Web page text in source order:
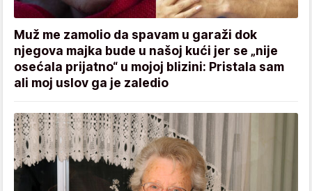
Muž me zamolio da spavam u garaži dok
njegova majka bude u našoj kući jer se „nije
osećala prijatno“ u mojoj blizini: Pristala sam
ali moj uslov ga je zaledio